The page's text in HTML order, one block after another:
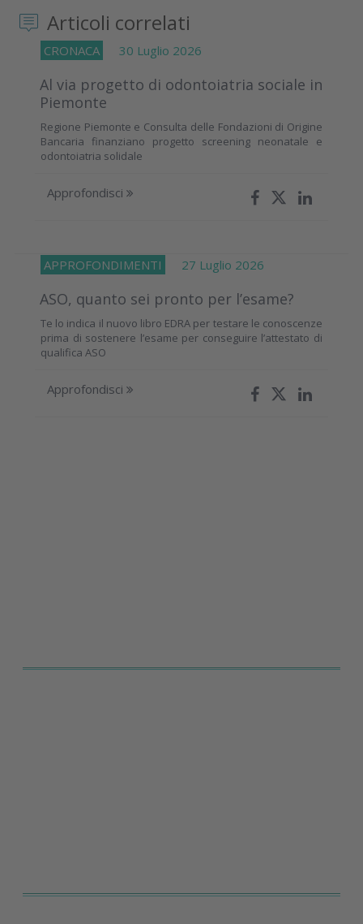
Articoli correlati
CRONACA 30 Luglio 2026
Al via progetto di odontoiatria sociale in
Piemonte
Regione Piemonte e Consulta delle Fondazioni di Origine
Bancaria finanziano progetto screening neonatale e
odontoiatria solidale
Approfondisci
APPROFONDIMENTI 27 Luglio 2026
ASO, quanto sei pronto per l’esame?
Te lo indica il nuovo libro EDRA per testare le conoscenze
prima di sostenere l’esame per conseguire l’attestato di
qualifica ASO
Approfondisci